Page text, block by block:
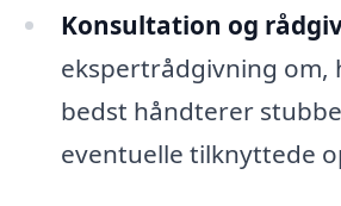
Konsultation og
ekspertrådgivning om,
bedst håndterer
eventuelle tilknyttede